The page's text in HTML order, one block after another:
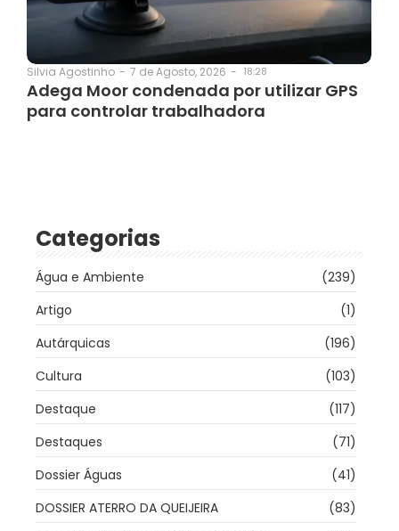
Silvia Agostinho - 7 de Agosto, 2026 - 18:28
Adega Moor condenada por utilizar GPS
para controlar trabalhadora
Categorias
Água e Ambiente
(239)
Artigo
(1)
Autárquicas
(196)
Cultura
(103)
Destaque
(117)
Destaques
(71)
Dossier Águas
(41)
DOSSIER ATERRO DA QUEIJEIRA
(83)